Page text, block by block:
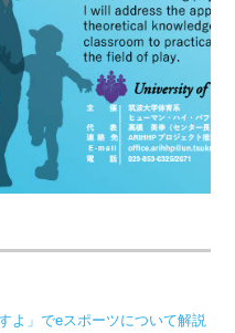
よ」でeスポーツについて解説